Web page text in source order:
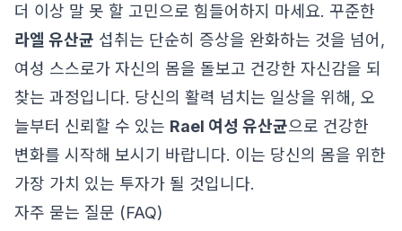
더 이상 말 못 할 고민으로 힘들어하지 마세요. 꾸준한
라엘 유산균 섭취는 단순히 증상을 완화하는 것을 넘어,
여성 스스로가 자신의 몸을 돌보고 건강한 자신감을 되
찾는 과정입니다. 당신의 활력 넘치는 일상을 위해, 오
늘부터 신뢰할 수 있는 Rael 여성 유산균으로 건강한
변화를 시작해 보시기 바랍니다. 이는 당신의 몸을 위한
가장 가치 있는 투자가 될 것입니다.
자주 묻는 질문 (FAQ)